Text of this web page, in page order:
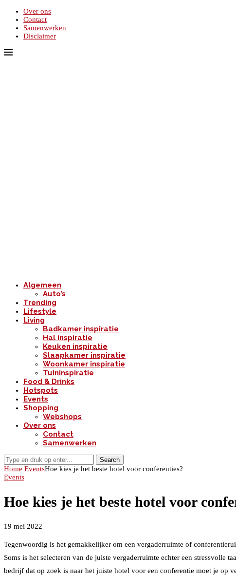
Over ons
Contact
Samenwerken
Disclaimer
Algemeen
Auto’s
Trending
Lifestyle
Living
Badkamer inspiratie
Hal inspiratie
Keuken inspiratie
Slaapkamer inspiratie
Woonkamer inspiratie
Tuininspiratie
Food & Drinks
Hotspots
Events
Shopping
Webshops
Over ons
Contact
Samenwerken
Search
Home EventsHoe kies je het beste hotel voor conferenties?
Events
Hoe kies je het beste hotel voor
19 mei 2022
Tegenwoordig is het gemakkelijker om een ​​vergaderruimte of
Soms is het selecteren van de juiste vergaderruimte echter een stressvolle
bedrijf dat op zoek is naar het juiste hotel voor een conferentie moet je op